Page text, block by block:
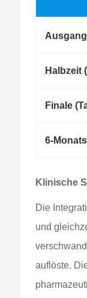
Halbzeit
Finale
6-
Klinische
Die
und
auflöste.